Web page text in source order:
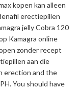
kopen kan alleen
erectiepillen
jelly Cobra 120
Kamagra online
zonder recept
aan die
erection and the
You should have